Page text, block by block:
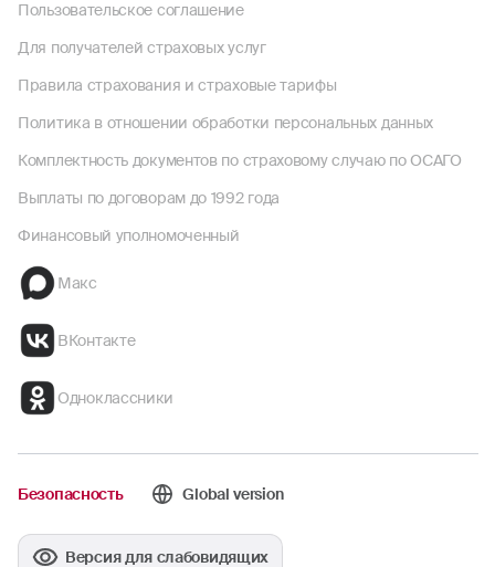
Пользовательское соглашение
Для получателей страховых услуг
Правила страхования и страховые тарифы
Политика в отношении обработки персональных данных
Комплектность документов по страховому случаю по ОСАГО
Выплаты по договорам до 1992 года
Финансовый уполномоченный
Макс
ВКонтакте
Одноклассники
Безопасность Global version
Версия для слабовидящих